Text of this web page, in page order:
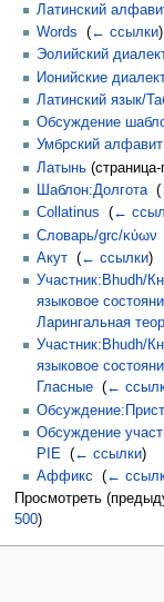
Латинский
Words
(← ссылки)
Эолийский
Ионийские
Латинский язык/
Обсуждение
Умбрский алфавит
Латынь
Шаблон:Долгота‎ (
Collatinus
(←
Словарь/grc/κύων
Акут (← ссылки)
Участник:Bhudh/
языковое
Ларингальная
Участник:Bhudh/
языковое
Гласные (←
Обсуждение
PIE (← ссылки)
Аффикс
(←
Просмотреть
500)